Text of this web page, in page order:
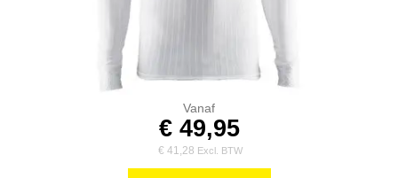
Vanaf
€ 49,95
€ 41,28